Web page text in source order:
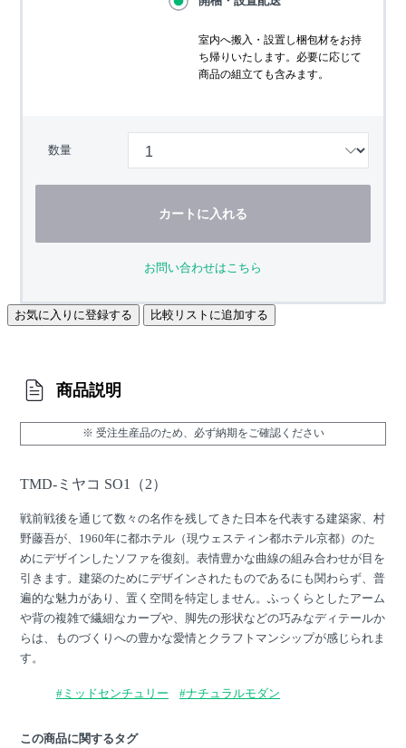
室内へ搬入・設置し梱包材をお持
ち帰りいたします。必要に応じて
商品の組立ても含みます。
数量
カートに入れる
お問い合わせはこちら
お気に入りに登録する 比較リストに追加する
商品説明
※ 受注生産品のため、必ず納期をご確認ください
TMD-ミヤコ SO1（2）
戦前戦後を通じて数々の名作を残してきた日本を代表する建築家、村
野藤吾が、1960年に都ホテル（現ウェスティン都ホテル京都）のた
めにデザインしたソファを復刻。表情豊かな曲線の組み合わせが目を
引きます。建築のためにデザインされたものであるにも関わらず、普
遍的な魅力があり、置く空間を特定しません。ふっくらとしたアーム
や背の複雑で繊細なカーブや、脚先の形状などの巧みなディテールか
らは、ものづくりへの豊かな愛情とクラフトマンシップが感じられま
す。
#ミッドセンチュリー #ナチュラルモダン
この商品に関するタグ